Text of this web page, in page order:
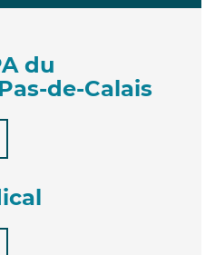
du
de-Calais